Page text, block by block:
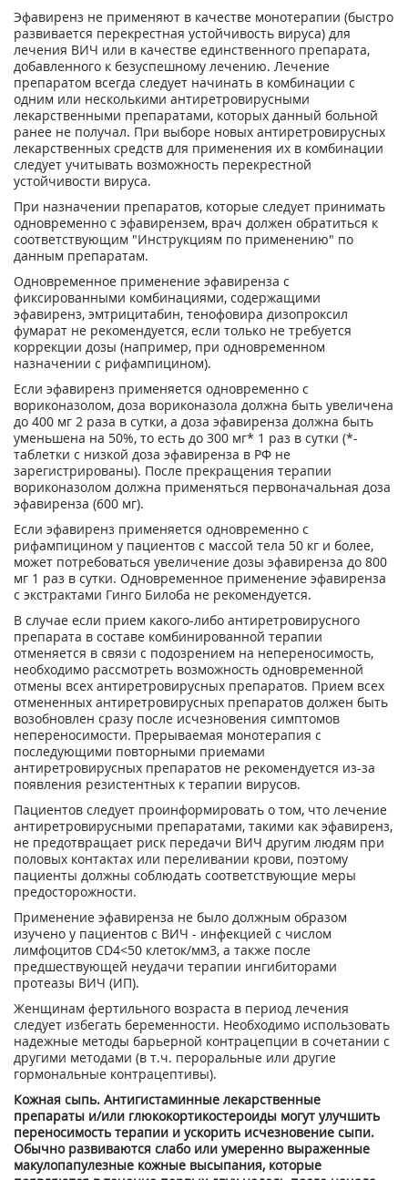
Эфавиренз не применяют в качестве монотерапии (быстро
развивается перекрестная устойчивость вируса) для
лечения ВИЧ или в качестве единственного препарата,
добавленного к безуспешному лечению. Лечение
препаратом всегда следует начинать в комбинации с
одним или несколькими антиретровирусными
лекарственными препаратами, которых данный больной
ранее не получал. При выборе новых антиретровирусных
лекарственных средств для применения их в комбинации
следует учитывать возможность перекрестной
устойчивости вируса.
При назначении препаратов, которые следует принимать
одновременно с эфавирензем, врач должен обратиться к
соответствующим "Инструкциям по применению" по
данным препаратам.
Одновременное применение эфавиренза с
фиксированными комбинациями, содержащими
эфавиренз, эмтрицитабин, тенофовира дизопроксил
фумарат не рекомендуется, если только не требуется
коррекции дозы (например, при одновременном
назначении с рифампицином).
Если эфавиренз применяется одновременно с
вориконазолом, доза вориконазола должна быть увеличена
до 400 мг 2 раза в сутки, а доза эфавиренза должна быть
уменьшена на 50%, то есть до 300 мг* 1 раз в сутки (*-
таблетки с низкой доза эфавиренза в РФ не
зарегистрированы). После прекращения терапии
вориконазолом должна применяться первоначальная доза
эфавиренза (600 мг).
Если эфавиренз применяется одновременно с
рифампицином у пациентов с массой тела 50 кг и более,
может потребоваться увеличение дозы эфавиренза до 800
мг 1 раз в сутки. Одновременное применение эфавиренза
с экстрактами Гинго Билоба не рекомендуется.
В случае если прием какого-либо антиретровирусного
препарата в составе комбинированной терапии
отменяется в связи с подозрением на непереносимость,
необходимо рассмотреть возможность одновременной
отмены всех антиретровирусных препаратов. Прием всех
отмененных антиретровирусных препаратов должен быть
возобновлен сразу после исчезновения симптомов
непереносимости. Прерываемая монотерапия с
последующими повторными приемами
антиретровирусных препаратов не рекомендуется из-за
появления резистентных к терапии вирусов.
Пациентов следует проинформировать о том, что лечение
антиретровирусными препаратами, такими как эфавиренз,
не предотвращает риск передачи ВИЧ другим людям при
половых контактах или переливании крови, поэтому
пациенты должны соблюдать соответствующие меры
предосторожности.
Применение эфавиренза не было должным образом
изучено у пациентов с ВИЧ - инфекцией с числом
лимфоцитов CD4<50 клеток/мм3, а также после
предшествующей неудачи терапии ингибиторами
протеазы ВИЧ (ИП).
Женщинам фертильного возраста в период лечения
следует избегать беременности. Необходимо использовать
надежные методы барьерной контрацепции в сочетании с
другими методами (в т.ч. пероральные или другие
гормональные контрацептивы).
Кожная сыпь. Антигистаминные лекарственные
препараты и/или глюкокортикостероиды могут улучшить
переносимость терапии и ускорить исчезновение сыпи.
Обычно развиваются слабо или умеренно выраженные
макулопапулезные кожные высыпания, которые